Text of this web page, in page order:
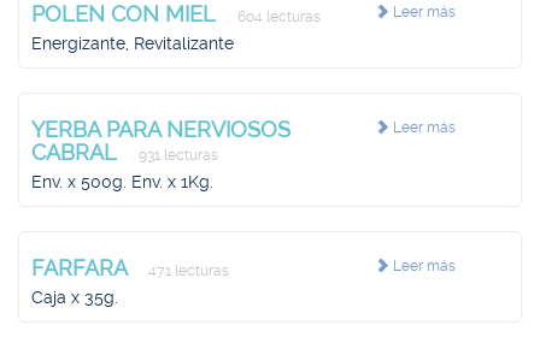
Leer más
POLEN CON MIEL 604 lecturas
Energizante, Revitalizante
Leer más
YERBA PARA NERVIOSOS
CABRAL
931 lecturas
Env. x 500g. Env. x 1Kg.
Leer más
FARFARA 471 lecturas
Caja x 35g.